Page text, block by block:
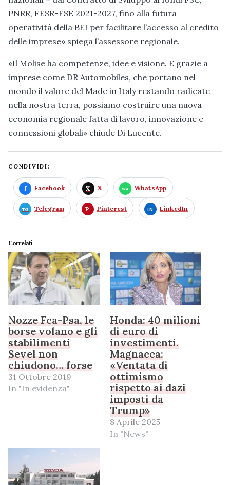
PNRR, FESR-FSE 2021-2027, fino alla futura
operatività della BEI per facilitare l’accesso al credito
delle imprese» spiega l’assessore regionale.
«Il Molise ha competenze, idee e visione. E grazie a
imprese come DR Automobiles, che portano nel
mondo il valore del Made in Italy restando radicate
nella nostra terra, possiamo costruire una nuova
economia regionale fatta di lavoro, innovazione e
connessioni globali» chiude Di Lucente.
CONDIVIDI:
Facebook X WhatsApp
Telegram Pinterest LinkedIn
Correlati
Nozze Fca-Psa, le
borse volano e gli
stabilimenti
Sevel non
chiudono… forse
31 Ottobre 2019
In "In evidenza"
Honda: 40 milioni
di euro di
investimenti.
Magnacca:
«Ventata di
ottimismo
rispetto ai dazi
imposti da
Trump»
8 Aprile 2025
In "News"